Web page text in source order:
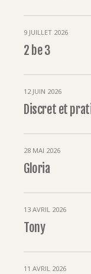
9 JUILLET 2026
2 be 3
12 JUIN 2026
Discret et
28 MAI 2026
Gloria
13 AVRIL 2026
Tony
11 AVRIL 2026